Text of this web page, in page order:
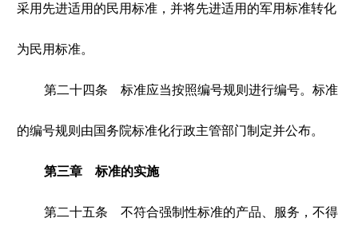
采用先进适用的民用标准，并将先进适用的军用标准转化
为民用标准。
第二十四条 标准应当按照编号规则进行编号。标准
的编号规则由国务院标准化行政主管部门制定并公布。
第三章 标准的实施
第二十五条 不符合强制性标准的产品、服务，不得